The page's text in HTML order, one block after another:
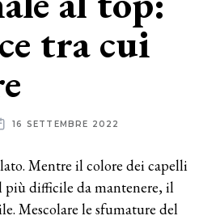
tra cui
16 SETTEMBRE 2022
Mentre il colore dei capelli
più difficile da mantenere, il
Mescolare le sfumature del